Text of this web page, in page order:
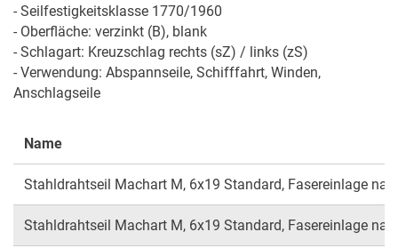
- Seilfestigkeitsklasse 1770/1960
- Oberfläche: verzinkt (B), blank
- Schlagart: Kreuzschlag rechts (sZ) / links (zS)
- Verwendung: Abspannseile, Schifffahrt, Winden,
Anschlagseile
Name
Stahldrahtseil Machart M, 6x19 Standard, Fasereinlage
Stahldrahtseil Machart M, 6x19 Standard, Fasereinlage